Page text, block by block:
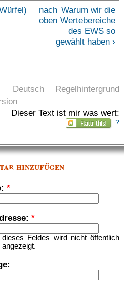
nach
oben
Warum wir die
Wertebereiche
des EWS so
gewählt haben ›
Deutsch
Regelhintergrund
Dieser Text ist mir was wert:
?
hinzufügen
*
*
Feldes wird nicht öffentlich